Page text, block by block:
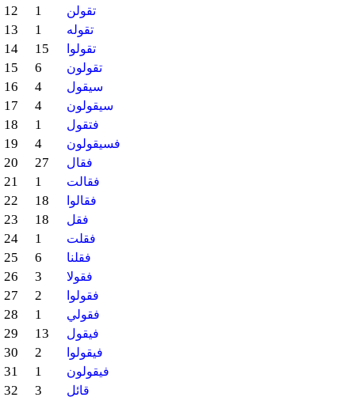
12 1 تقولن
13 1 تقوله
14 15 تقولوا
15 6 تقولون
16 4 سيقول
17 4 سيقولون
18 1 فتقول
19 4 فسيقولون
20 27 فقال
21 1 فقالت
22 18 فقالوا
23 18 فقل
24 1 فقلت
25 6 فقلنا
26 3 فقولا
27 2 فقولوا
28 1 فقولي
29 13 فيقول
30 2 فيقولوا
31 1 فيقولون
32 3 قائل